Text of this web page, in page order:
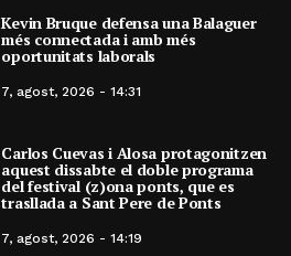
Kevin Bruque defensa una Balaguer
més connectada i amb més
oportunitats laborals
7, agost, 2026 - 14:31
Carlos Cuevas i Alosa protagonitzen
aquest dissabte el doble programa
del festival (z)ona ponts, que es
trasllada a Sant Pere de Ponts
7, agost, 2026 - 14:19